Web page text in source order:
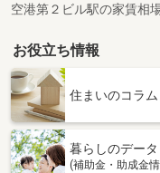
空港第２ビル駅の家賃相
お役立ち情報
住まいのコラム
暮らしのデータ
(補助金・助成金